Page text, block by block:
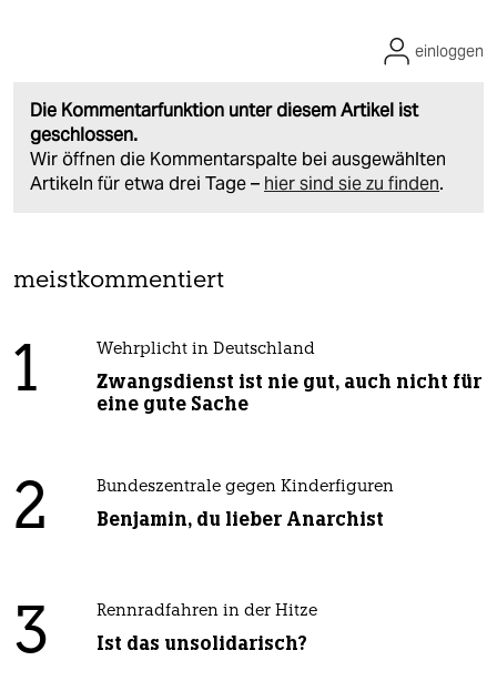
Die Kommentarfunktion unter diesem Artikel ist
geschlossen.
Wir öffnen die Kommentarspalte bei ausgewählten
Artikeln für etwa drei Tage – hier sind sie zu finden.
einloggen
meistkommentiert
1 Wehrplicht in Deutschland
Zwangsdienst ist nie gut, auch nicht für
eine gute Sache
2 Bundeszentrale gegen Kinderfiguren
Benjamin, du lieber Anarchist
3 Rennradfahren in der Hitze
Ist das unsolidarisch?